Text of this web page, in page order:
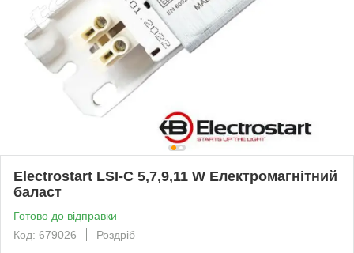
Electrostart LSI-C 5,7,9,11 W Електромагнітний
баласт
Готово до відправки
Код: 679026
Роздріб